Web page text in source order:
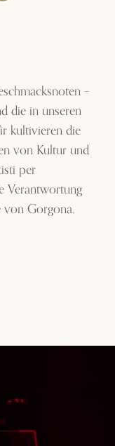
–
die in unseren
kultivieren die
von Kultur und
per
Verantwortung​
Gorgona.